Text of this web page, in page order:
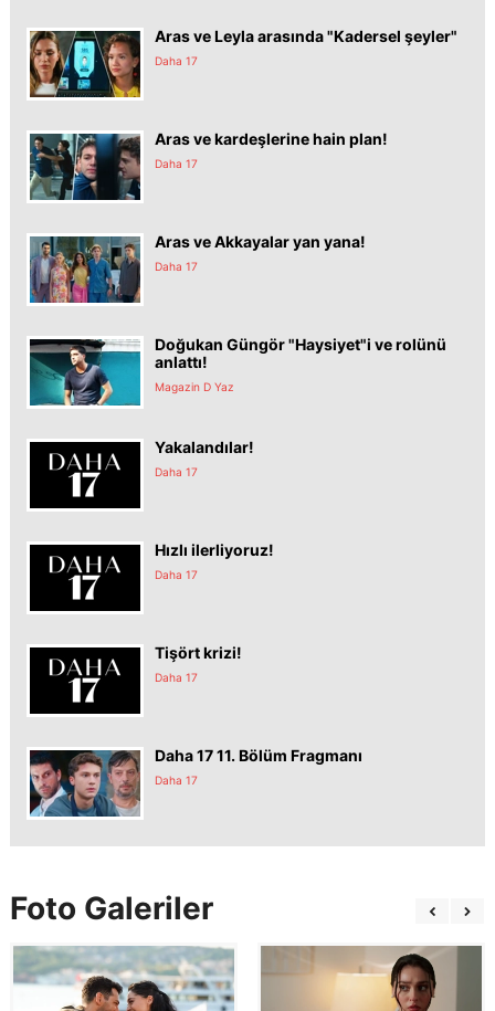
Aras ve Leyla arasında "Kadersel şeyler"
Daha 17
Aras ve kardeşlerine hain plan!
Daha 17
Aras ve Akkayalar yan yana!
Daha 17
Doğukan Güngör "Haysiyet"i ve rolünü
anlattı!
Magazin D Yaz
Yakalandılar!
Daha 17
Hızlı ilerliyoruz!
Daha 17
Tişört krizi!
Daha 17
Daha 17 11. Bölüm Fragmanı
Daha 17
Foto Galeriler